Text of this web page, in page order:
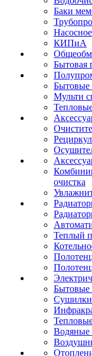
Баки
КИПиА
Бытовая
Бытовые
Мульти
очистка
Теплый
Бытовые
Сушилки
Водяные